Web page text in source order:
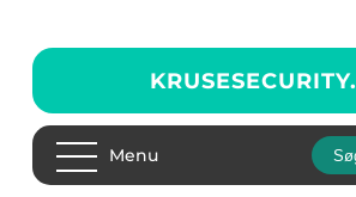
KRUSESECURITY.
Menu